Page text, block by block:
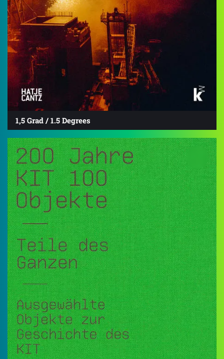
1,5 Grad / 1.5 Degrees